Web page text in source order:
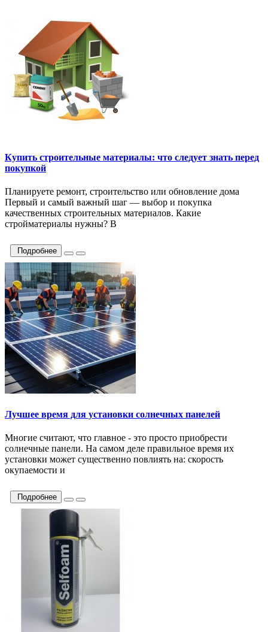
Купить строительные материалы: что следует знать перед
покупкой
Планируете ремонт, строительство или обновление дома
Первый и самый важный шаг — выбор и покупка
качественных строительных материалов. Какие
стройматериалы нужны? В
Подробнее
Лучшее время для установки солнечных панелей
Многие считают, что главное - это просто приобрести
солнечные панели. На самом деле правильное время их
установки может существенно повлиять на: скорость
окупаемости и
Подробнее